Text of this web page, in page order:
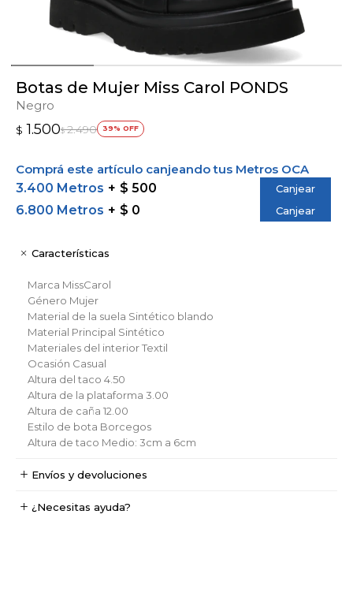
Botas de Mujer Miss Carol PONDS
Negro
$ 1.500$ 2.490 39
Comprá este artículo canjeando tus Metros OCA
3.400 Metros
$ 500 Canjear
6.800 Metros $ 0 Canjear
Características
Marca MissCarol
Género Mujer
Material de la suela Sintético blando
Material Principal Sintético
Materiales del interiorTextil
Ocasión Casual
Altura del taco 4.50
Altura de la plataforma 3.00
Altura de caña 12.00
Estilo de bota Borcegos
Altura de taco Medio: 3cm a 6cm
Envíos y devoluciones
¿Necesitas ayuda?